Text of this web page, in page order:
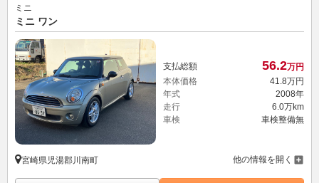
ミニ
ミニ ワン
支払総額 56.2万円
本体価格
41. 8万円
年式
2008年
走行
6.0万km
車検
車検整備無
宮崎県児湯郡川南町 他の情報を開く